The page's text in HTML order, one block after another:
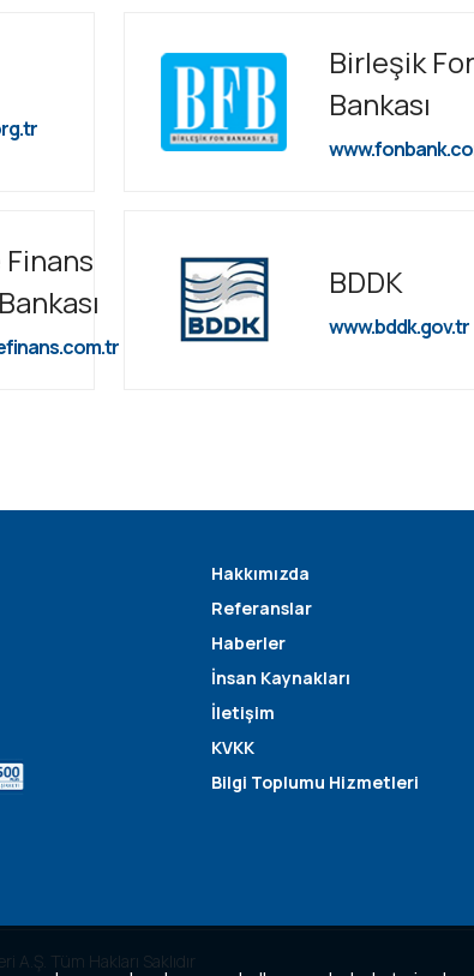
Birleşik
Bankası
BDDK
www.bddk.gov.tr
Hakkımızda
Referanslar
Haberler
İnsan Kaynakları
İletişim
KVKK
Bilgi Toplumu Hizmetleri
Tüm Hakları Saklıdır